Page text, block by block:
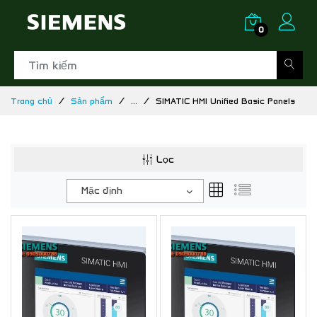
0
Trang chủ Sản phẩm ... SIMATIC HMI Unified Basic Panels
Lọc
Mặc định